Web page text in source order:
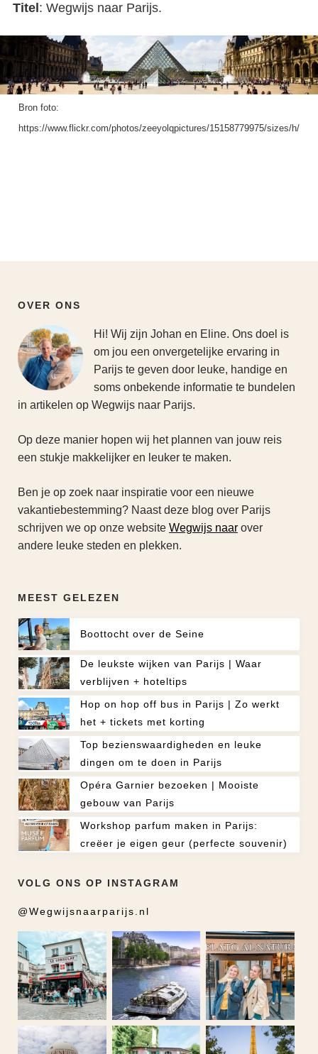
Partners
Titel : Wegwijs naar Parijs.
Bron foto:
https://www.flickr.com/photos/zeeyolqpictures/15158779975/sizes/h/
OVER ONS
Hi! Wij zijn Johan en Eline. Ons doel is
om jou een onvergetelijke ervaring in
Parijs te geven door leuke, handige en
soms onbekende informatie te bundelen
in artikelen op Wegwijs naar Parijs.
Op deze manier hopen wij het plannen van jouw reis
een stukje makkelijker en leuker te maken.
Ben je op zoek naar inspiratie voor een nieuwe
vakantiebestemming? Naast deze blog over Parijs
schrijven we op onze website Wegwijs naar over
andere leuke steden en plekken.
MEEST GELEZEN
Boottocht over de Seine
De leukste wijken van Parijs | Waar
verblijven + hoteltips
Hop on hop off bus in Parijs | Zo werkt
het + tickets met korting
Top bezienswaardigheden en leuke
dingen om te doen in Parijs
Opéra Garnier bezoeken | Mooiste
gebouw van Parijs
Workshop parfum maken in Parijs:
creëer je eigen geur (perfecte souvenir)
VOLG ONS OP INSTAGRAM
@Wegwijsnaarparijs.nl